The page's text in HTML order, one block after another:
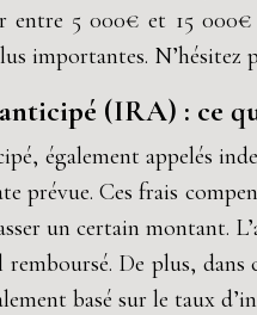
entre 5 000€ et 15
importantes.
(IRA) : ce
également appelés
prévue. Ces frais
un certain montant.
De plus,
basé sur le taux